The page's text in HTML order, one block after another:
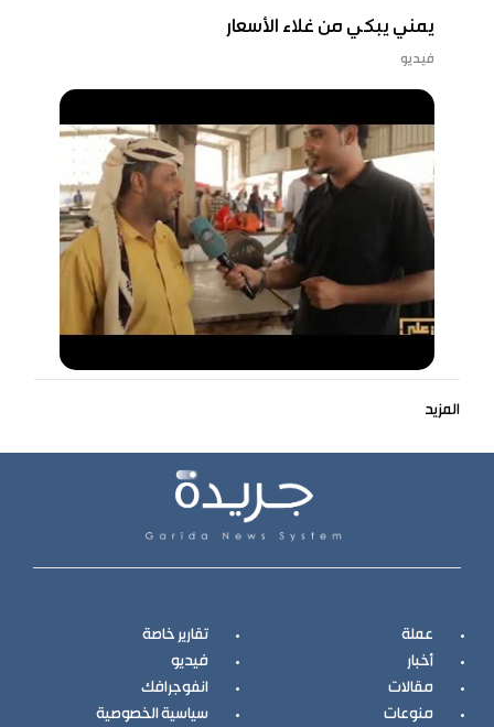
يمني يبكي من غلاء الأسعار
فيديو
المزيد
عملة
تقارير خاصة
أخبار
فيديو
مقالات
انفوجرافك
منوعات
سياسية الخصوصية